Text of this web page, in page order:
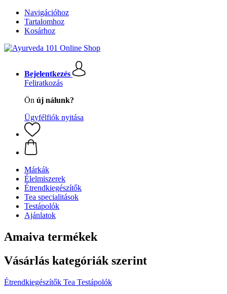
Navigációhoz
Tartalomhoz
Kosárhoz
Bejelentkezés
Feliratkozás
Ön új nálunk?
Ügyfélfiók nyitása
Márkák
Élelmiszerek
Étrendkiegészítők
Tea specialitások
Testápolók
Ajánlatok
Amaiva termékek
Vásárlás kategóriák szerint
Étrendkiegészítők Tea Testápolók